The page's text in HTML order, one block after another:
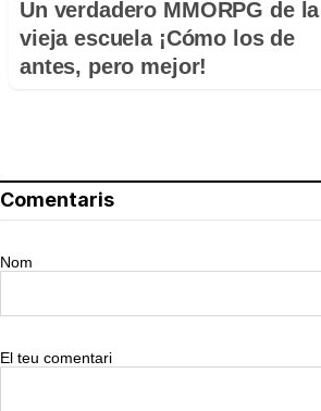
Un verdadero MMORPG de la
vieja escuela ¡Cómo los de
antes, pero mejor!
Comentaris
Nom
El teu comentari